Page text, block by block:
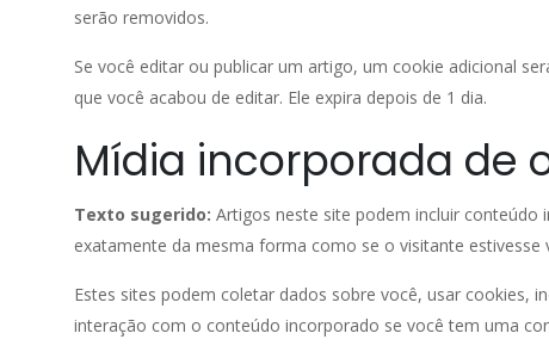
serão removidos.
Se você editar ou publicar um artigo, um cookie adicional
que você acabou de editar. Ele expira depois de 1 dia.
Mídia incorporada de
Texto sugerido: Artigos neste site podem incluir
exatamente da mesma forma como se o visitante estivesse
Estes sites podem coletar dados sobre você, usar cookies,
interação com o conteúdo incorporado se você tem uma